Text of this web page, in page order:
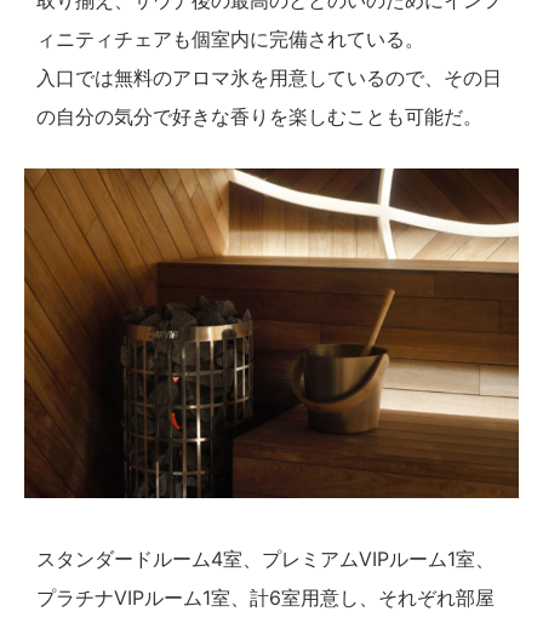
ィニティチェアも個室内に完備されている。
入口では無料のアロマ氷を用意しているので、その日
の自分の気分で好きな香りを楽しむことも可能だ。
スタンダードルーム4室、プレミアムVIPルーム1室、
プラチナVIPルーム1室、計6室用意し、それぞれ部屋